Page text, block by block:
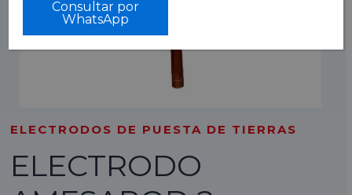
ELECTRODOS DE PUESTA DE TIERRAS
ELECTRODO
Consultar por
WhatsApp